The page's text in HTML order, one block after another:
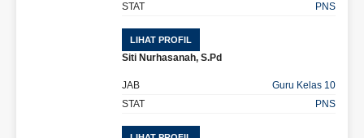
STAT
PNS
LIHAT PROFIL
Siti Nurhasanah, S.Pd
JAB
Guru Kelas 10
STAT
PNS